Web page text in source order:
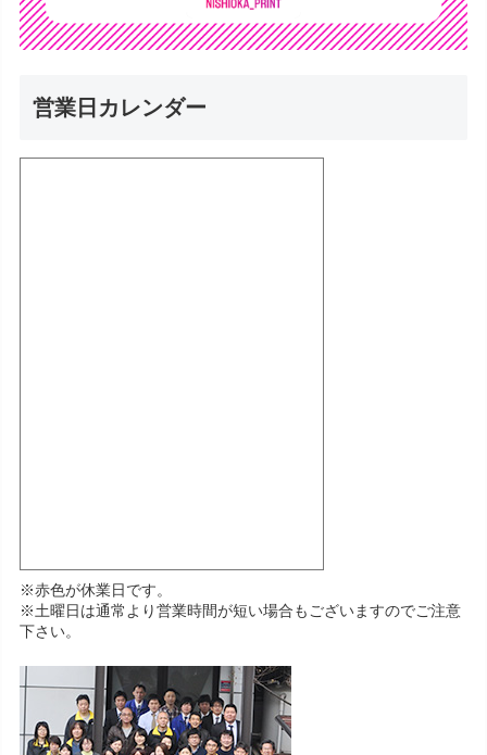
営業日カレンダー
※赤色が休業日です。
※土曜日は通常より営業時間が短い場合もございますのでご注意
下さい。